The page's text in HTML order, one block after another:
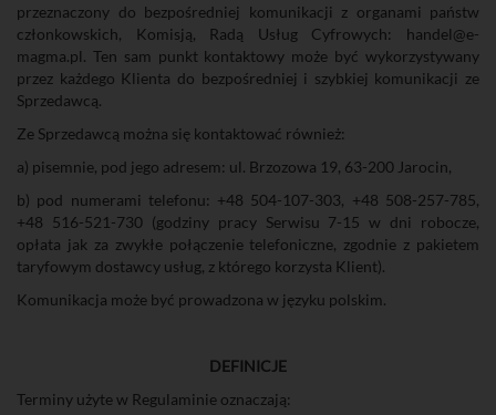
przeznaczony do bezpośredniej komunikacji z organami państw
członkowskich, Komisją, Radą Usług Cyfrowych: handel@e-
magma.pl. Ten sam punkt kontaktowy może być wykorzystywany
przez każdego Klienta do bezpośredniej i szybkiej komunikacji ze
Sprzedawcą.
Ze Sprzedawcą można się kontaktować również:
a) pisemnie, pod jego adresem: ul. Brzozowa 19, 63-200 Jarocin,
b) pod numerami telefonu: +48 504-107-303, +48 508-257-785,
+48 516-521-730 (godziny pracy Serwisu 7-15 w dni robocze,
opłata jak za zwykłe połączenie telefoniczne, zgodnie z pakietem
taryfowym dostawcy usług, z którego korzysta Klient).
Komunikacja może być prowadzona w języku polskim.
DEFINICJE
Terminy użyte w Regulaminie oznaczają: